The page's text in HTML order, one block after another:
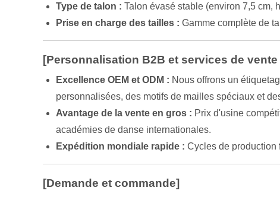
Type de talon : Talon évasé stable (environ 7,5 cm,
Prise en charge des tailles : Gamme complète de
[Personnalisation B2B et services de vente
Excellence OEM et ODM : Nous offrons un
personnalisées, des motifs de mailles spéciaux et
Avantage de la vente en gros : Prix d'usine
académies de danse internationales.
Expédition mondiale rapide : Cycles de production
[Demande et commande]